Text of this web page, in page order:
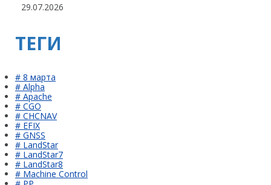
29.07.2026
ТЕГИ
# 8 марта
# Alpha
# Apache
# CGO
# CHCNAV
# EFIX
# GNSS
# LandStar
# LandStar7
# LandStar8
# Machine Control